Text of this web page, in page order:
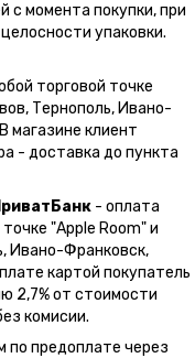
с момента покупки, при
упаковки.
торговой точке
Тернополь, Ивано-
магазине клиент
- доставка до пункта
- оплата
"Apple Room" и
Ивано-Франковск,
картой покупатель
2,7% от стоимости
комисии.
по предоплате через